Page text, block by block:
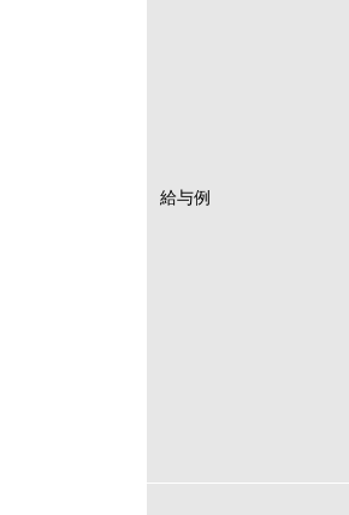
給与例